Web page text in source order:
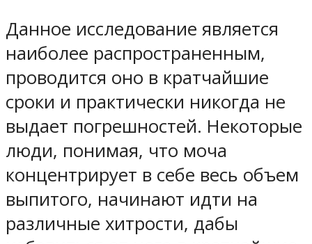
Данное исследование является
наиболее распространенным,
проводится оно в кратчайшие
сроки и практически никогда не
выдает погрешностей. Некоторые
люди, понимая, что моча
концентрирует в себе весь объем
выпитого, начинают идти на
различные хитрости, дабы